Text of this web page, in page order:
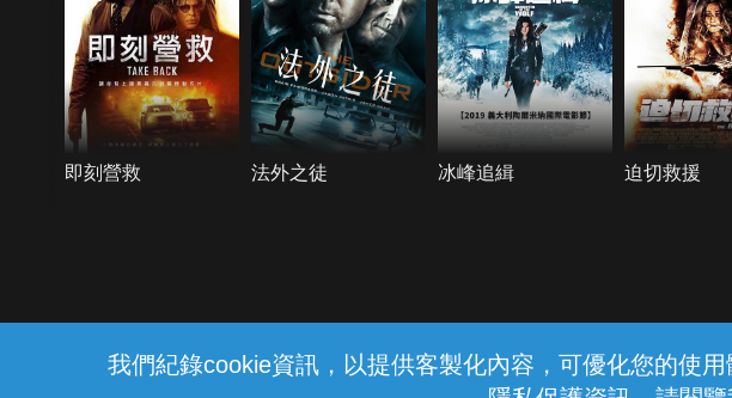
我們紀錄cookie資訊，以提供客製化內容，可優化您的使
即刻營救 法外之徒 冰峰追緝 迫切救援